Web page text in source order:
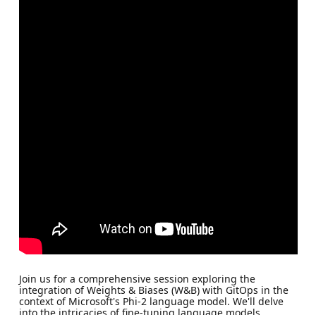
Join us for a comprehensive session exploring the
integration of Weights & Biases (W&B) with GitOps in the
context of Microsoft's Phi-2 language model. We'll delve
into the intricacies of fine-tuning language models,